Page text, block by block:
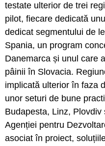
testate ulterior de trei
pilot, fiecare dedicată
dedicat segmentului de
Spania, un program
Danemarca și unul care
pâinii în Slovacia.
implicată ulterior în faza
unor seturi de bune
Budapesta, Linz, Plovdiv
Agenției pentru
asociat în proiect,